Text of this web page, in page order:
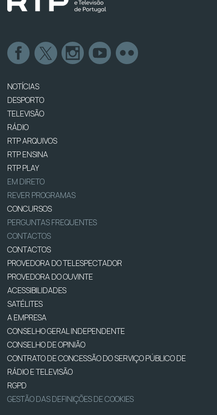
NOTÍCIAS
DESPORTO
TELEVISÃO
RÁDIO
RTP ARQUIVOS
RTP ENSINA
RTP PLAY
EM DIRETO
REVER PROGRAMAS
CONCURSOS
PERGUNTAS FREQUENTES
CONTACTOS
CONTACTOS
PROVEDORA DO TELESPECTADOR
PROVEDORA DO OUVINTE
ACESSIBILIDADES
SATÉLITES
A EMPRESA
CONSELHO GERAL INDEPENDENTE
CONSELHO DE OPINIÃO
CONTRATO DE CONCESSÃO DO SERVIÇO PÚBLICO DE
RÁDIO E TELEVISÃO
RGPD
GESTÃO DAS DEFINIÇÕES DE COOKIES